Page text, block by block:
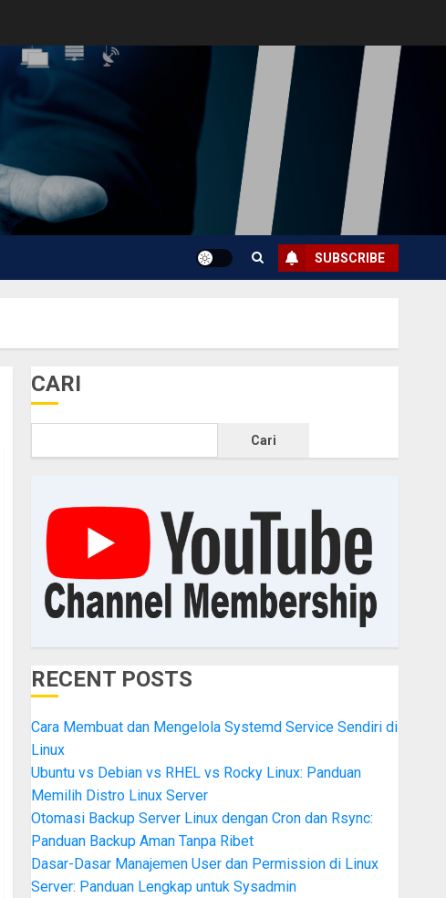
SUBSCRIBE
CARI
Cari
RECENT POSTS
Cara Membuat dan Mengelola Systemd Service Sendiri di
Linux
Ubuntu vs Debian vs RHEL vs Rocky Linux: Panduan
Memilih Distro Linux Server
Otomasi Backup Server Linux dengan Cron dan Rsync:
Panduan Backup Aman Tanpa Ribet
Dasar-Dasar Manajemen User dan Permission di Linux
Server: Panduan Lengkap untuk Sysadmin